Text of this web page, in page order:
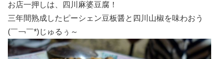
お店一押しは、四川麻婆豆腐！
三年間熟成したピーシェン豆板醤と四川山椒を味わおう
(￣￢￣*)じゅるぅ～